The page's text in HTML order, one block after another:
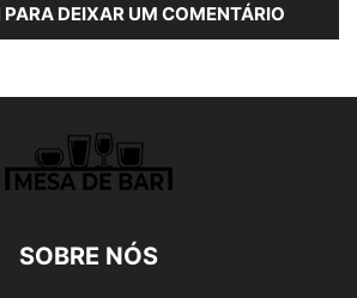
PARA DEIXAR UM COMENTÁRIO
SOBRE NÓS